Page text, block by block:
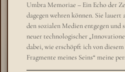
Umbra Memoriae – Ein Echo der
dagegen wehren können. Sie
den sozialen Medien entgegen und
neuer technologischer
dabei, wie erschöpft ich von
Fragmente meines Seins“ meine